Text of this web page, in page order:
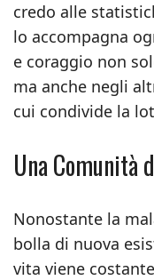
credo alle
lo accompagna
e coraggio non
ma anche negli
cui condivide la
Una Comunità
Nonostante la
bolla di nuova
vita viene